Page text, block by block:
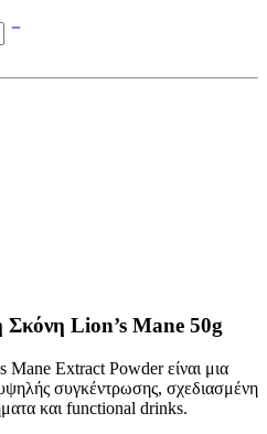
Lion’s Mane 50g
Extract Powder είναι μια
συγκέντρωσης, σχεδιασμένη
και functional drinks.